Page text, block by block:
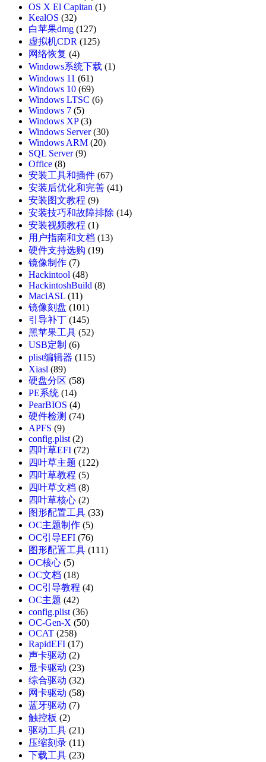
OS X El Capitan (1)
KealOS (32)
白苹果dmg (127)
虚拟机CDR (125)
网络恢复 (4)
Windows系统下载 (1)
Windows 11 (61)
Windows 10 (69)
Windows LTSC (6)
Windows 7 (5)
Windows XP(3)
Windows Server(30)
Windows ARM (20)
SQL Server(9)
Office (8)
安装工具和插件 (67)
安装后优化和完善 (41)
安装图文教程 (9)
安装技巧和故障排除 (14)
安装视频教程 (1)
用户指南和文档 (13)
硬件支持选购 (19)
镜像制作 (7)
Hackintool (48)
HackintoshBuild (8)
MaciASL (11)
镜像刻盘 (101)
引导补丁 (145)
黑苹果工具 (52)
USB定制 (6)
plist编辑器 (115)
Xiasl (89)
硬盘分区 (58)
PE系统 (14)
PearBIOS (4)
硬件检测 (74)
APFS (9)
config.plist(2)
四叶草EFI (72)
四叶草主题 (122)
四叶草教程 (5)
四叶草文档 (8)
四叶草核心 (2)
图形配置工具 (33)
OC主题制作 (5)
OC引导EFI (76)
图形配置工具 (111)
OC核心 (5)
OC文档 (18)
OC引导教程 (4)
OC主题 (42)
config.plist(36)
OC-Gen-X (50)
OCAT (258)
RapidEFI (17)
声卡驱动 (2)
显卡驱动 (23)
综合驱动 (32)
网卡驱动 (58)
蓝牙驱动 (7)
触控板 (2)
驱动工具 (21)
压缩刻录 (11)
下载工具 (23)